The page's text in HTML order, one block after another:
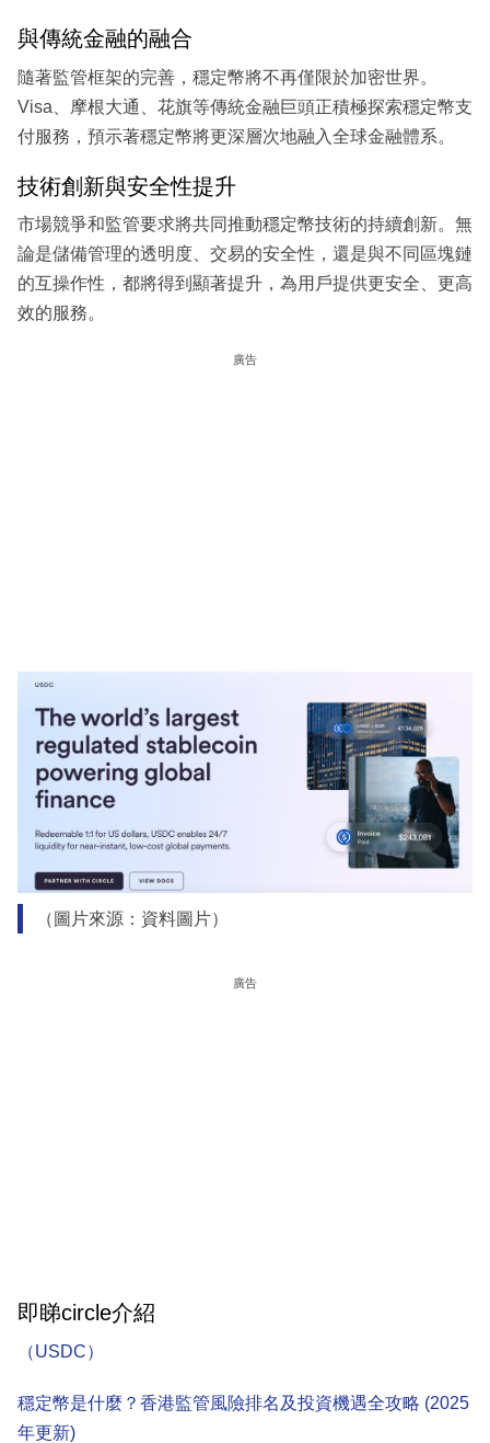
與傳統金融的融合
隨著監管框架的完善，穩定幣將不再僅限於加密世界。
Visa、摩根大通、花旗等傳統金融巨頭正積極探索穩定幣支
付服務，預示著穩定幣將更深層次地融入全球金融體系。
技術創新與安全性提升
市場競爭和監管要求將共同推動穩定幣技術的持續創新。無
論是儲備管理的透明度、交易的安全性，還是與不同區塊鏈
的互操作性，都將得到顯著提升，為用戶提供更安全、更高
效的服務。
廣告
（圖片來源：資料圖片）
廣告
即睇circle介紹
（USDC）
穩定幣是什麼？香港監管風險排名及投資機遇全攻略 (2025
年更新)